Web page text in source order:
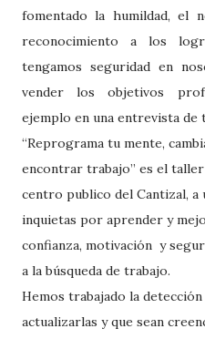
fomentado la humildad, el
reconocimiento a los
tengamos seguridad en
vender los objetivos
ejemplo en una entrevista de
“Reprograma tu mente,
encontrar trabajo” es el
centro publico del Cantizal, a
inquietas por aprender y
confianza, motivación y
a la búsqueda de trabajo.
Hemos trabajado la
actualizarlas y que sean